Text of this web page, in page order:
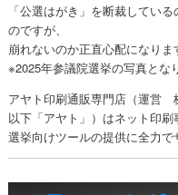
「公選はがき」を断裁してい
のですが、
崩れないのか正直心配になりま
※2025年参議院選挙の写真とな
アヤト印刷通販専門店（運営
以下「アヤト」）はネット印
選挙向けツールの提供に全力で